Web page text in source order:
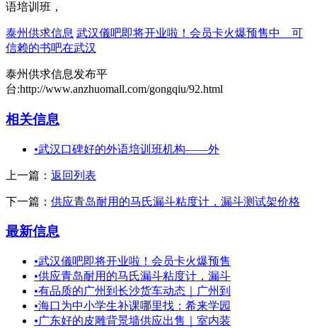
语培训班，
泰州供求信息 武汉儀吧即将开业啦！会员卡火爆预售中＿可
信赖的书吧在武汉
泰州供求信息发布平
台:http://www.anzhuomall.com/gongqiu/92.html
相关信息
•武汉口碑好的外语培训班机构——外
上一篇： 返回列表
下一篇： 供应青岛耐用的马氏漏斗粘度计，漏斗测试架价格
最新信息
•武汉儀吧即将开业啦！会员卡火爆预售
•供应青岛耐用的马氏漏斗粘度计，漏斗
•有品质的广州到长沙货车动态｜广州到
•海口为中小学生补课哪里找：希来学园
•广东好的皮雕背景墙供应出售｜室内装